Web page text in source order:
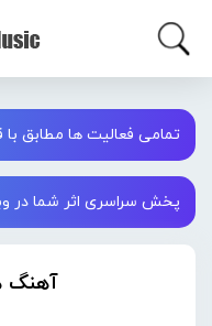
تمامی فعالیت ها مطابق با
پخش سراسری اثر شما در وبسایت
آهنگ